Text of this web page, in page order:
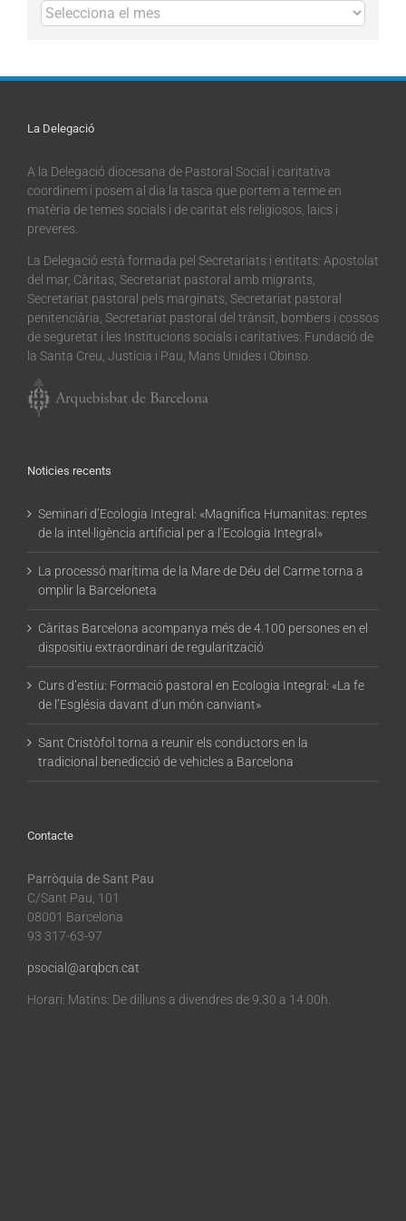
Arxius
La Delegació
A la Delegació diocesana de Pastoral Social i caritativa
coordinem i posem al dia la tasca que portem a terme en
matèria de temes socials i de caritat els religiosos, laics i
preveres.
La Delegació està formada pel Secretariats i entitats: Apostolat
del mar, Càritas, Secretariat pastoral amb migrants,
Secretariat pastoral pels marginats, Secretariat pastoral
penitenciària, Secretariat pastoral del trànsit, bombers i cossos
de seguretat i les Institucions socials i caritatives: Fundació de
la Santa Creu, Justícia i Pau, Mans Unides i Obinso.
Noticies recents
Seminari d’Ecologia Integral: «Magnifica Humanitas: reptes
de la intel·ligència artificial per a l’Ecologia Integral»
La processó marítima de la Mare de Déu del Carme torna a
omplir la Barceloneta
Càritas Barcelona acompanya més de 4.100 persones en el
dispositiu extraordinari de regularització
Curs d’estiu: Formació pastoral en Ecologia Integral: «La fe
de l’Església davant d’un món canviant»
Sant Cristòfol torna a reunir els conductors en la
tradicional benedicció de vehicles a Barcelona
Contacte
Parròquia de Sant Pau
C/Sant Pau, 101
08001 Barcelona
93 317-63-97
psocial@arqbcn.cat
Horari: Matins: De dilluns a divendres de 9.30 a 14.00h.